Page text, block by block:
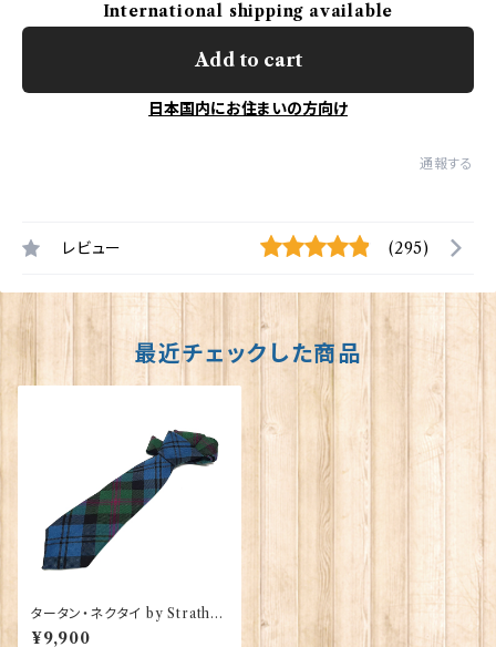
International shipping available
Add to cart
日本国内にお住まいの方向け
通報する
レビュー (295)
最近チェックした商品
タータン・ネクタイ by Strathm
ore【Baird O.C.】00092-00
¥9,900